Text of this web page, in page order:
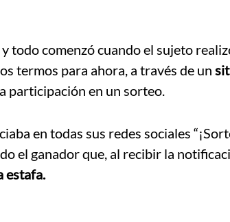
y todo comenzó cuando el sujeto
termos para ahora, a través de un
participación en un sorteo.
en todas sus redes sociales
el ganador que, al recibir la
estafa.